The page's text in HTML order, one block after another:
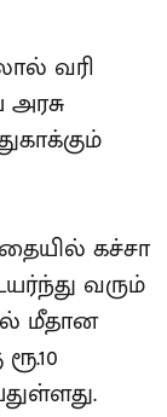
வரி
அரசு
கச்சா
வரும்
மீதான